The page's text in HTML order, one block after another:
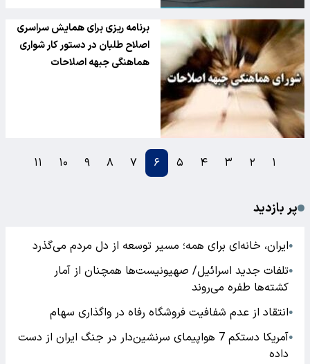
برنامه ریزی برای همایش سراسری
اصلاح طلبان در دستور کار شواری
هماهنگی جبهه اصلاحات
۱ ۲ ۳ ۴ ۵ ۶ ۷ ۸ ۹ ۱۰ ۱۱
پر بازدید
●ایران، خانه‌ای برای همه؛ مسیر توسعه از دل مردم می‌گذرد
●تلفات جدید اسرائیل/ صهیونیست‌ها همچنان از آمار
کشته‌ها طفره می‌روند
●انتقاد از عدم شفافیت فروشگاه رفاه در واگذاری سهام
●
آمریکا دستکم 7 هواپیمای سرنشین‌دار در جنگ ایران از دست
داده